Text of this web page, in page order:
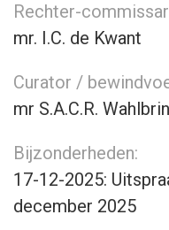
Rechter-
mr. I.C. de Kwant
Curator /
mr S.A.C.R.
Bijzonderheden:
17-12-2025:
december 2025